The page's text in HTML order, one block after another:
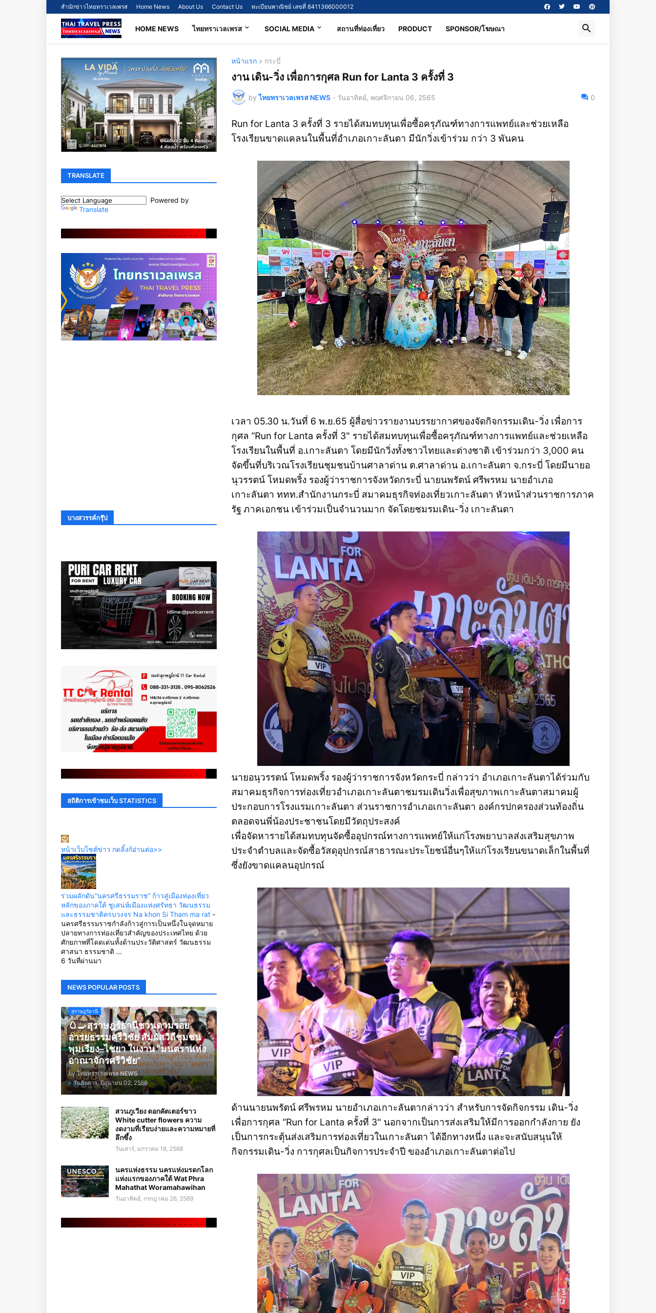
สำนักข่าวไทยทราเวลเพรส Home News About Us Contact Us ทะเบียนพาณิชย์ เลขที่ 8411366000012
HOME NEWS ไทยทราเวลเพรส SOCIAL MEDIA สถานที่ท่องเที่ยว PRODUCT SPONSOR/โฆษณา
หน้าแรก กระบี่
งาน เดิน-วิ่ง เพื่อการกุศล Run for Lanta 3 ครั้งที่ 3
by ไทยทราเวลเพรส NEWS - วันอาทิตย์, พฤศจิกายน 06, 2565 0
Run for Lanta 3 ครั้งที่ 3 รายได้สมทบทุนเพื่อซื้อครุภัณฑ์ทางการแพทย์และช่วยเหลือ
โรงเรียนขาดแคลนในพื้นที่อำเภอเกาะลันตา มีนักวิ่งเข้าร่วม กว่า 3 พันคน
เวลา 05.30 น.วันที่ 6 พ.ย.65 ผู้สื่อข่าวรายงานบรรยากาศของจัดกิจกรรมเดิน-วิ่ง เพื่อการ
กุศล “Run for Lanta ครั้งที่ 3" รายได้สมทบทุนเพื่อซื้อครุภัณฑ์ทางการแพทย์และช่วยเหลือ
โรงเรียนในพื้นที่ อ.เกาะลันตา โดยมีนักวิ่งทั้งชาวไทยและต่างชาติ เข้าร่วมกว่า 3,000 คน
จัดขึ้นที่บริเวณโรงเรียนชุมชนบ้านศาลาด่าน ต.ศาลาด่าน อ.เกาะลันตา จ.กระบี่ โดยมีนายอ
นุวรรตน์ โหมดพริ้ง รองผู้ว่าราชการจังหวัดกระบี่ นายนพรัตน์ ศรีพรหม นายอำเภอ
เกาะลันตา ททท.สำนักงานกระบี่ สมาคมธุรกิจท่องเที่ยวเกาะลันตา หัวหน้าส่วนราชการภาค
รัฐ ภาคเอกชน เข้าร่วมเป็นจำนวนมาก จัดโดยชมรมเดิน-วิ่ง เกาะลันตา
นายอนุวรรตน์ โหมดพริ้ง รองผู้ว่าราชการจังหวัดกระบี่ กล่าวว่า อำเภอเกาะลันตาได้ร่วมกับ
สมาคมธุรกิจการท่องเที่ยวอำเภอเกาะลันตาชมรมเดินวิ่งเพื่อสุขภาพเกาะลันตาสมาคมผู้
ประกอบการโรงแรมเกาะลันตา ส่วนราชการอำเภอเกาะลันตา องค์กรปกครองส่วนท้องถิ่น
ตลอดจนพี่น้องประชาชนโดยมีวัตถุประสงค์
เพื่อจัดหารายได้สมทบทุนจัดซื้ออุปกรณ์ทางการแพทย์ให้แก่โรงพยาบาลส่งเสริมสุขภาพ
ประจำตำบลและจัดซื้อวัสดุอุปกรณ์สาธารณะประโยชน์อื่นๆให้แก่โรงเรียนขนาดเล็กในพื้นที่
ซึ่งยังขาดแคลนอุปกรณ์
ด้านนายนพรัตน์ ศรีพรหม นายอำเภอเกาะลันตากล่าวว่า สำหรับการจัดกิจกรรม เดิน-วิ่ง
เพื่อการกุศล “Run for Lanta ครั้งที่ 3" นอกจากเป็นการส่งเสริมให้มีการออกกำลังกาย ยัง
เป็นการกระตุ้นส่งเสริมการท่องเที่ยวในเกาะลันตา ได้อีกทางหนึ่ง และจะสนับสนุนให้
กิจกรรมเดิน-วิ่ง การกุศลเป็นกิจการประจำปี ของอำเภอเกาะลันตาต่อไป
TRANSLATE
Powered by
Translate
. . . . . . . . . . . . . . . . . . . . . . . .
บางสวรรค์กรุ๊ป
. . . . . . . . . . . . . . . . . . . . . . . . . .
สถิติการเข้าชมเว็บ STATISTICS
หน้าเว็บไซต์ข่าว กดลิ้งก์อ่านต่อ>>
ร่วมผลักดัน“นครศรีธรรมราช” ก้าวสู่เมืองท่องเที่ยว
หลักของภาคใต้ ชูเสน่ห์เมืองแห่งศรัทธา วัฒนธรรม
และธรรมชาติครบวงจร Na khon Si Tham ma rat -
นครศรีธรรมราชกำลังก้าวสู่การเป็นหนึ่งในจุดหมาย
ปลายทางการท่องเที่ยวสำคัญของประเทศไทย ด้วย
ศักยภาพที่โดดเด่นทั้งด้านประวัติศาสตร์ วัฒนธรรม
ศาสนา ธรรมชาติ ...
6 วันที่ผ่านมา
NEWS POPULAR POSTS
สุราษฎร์ธานี
🥚🍳สุราษฎร์ธานีชวนตามรอย
อารยธรรมศรีวิชัย สัมผัสวิถีชุมชน
พุมเรียง–ไชยา ในงาน “มนตราแห่ง
อาณาจักรศรีวิชัย”
by ไทยทราเวลเพรส NEWS
- วันอังคาร, มิถุนายน 02, 2569
สวนภูเวียง ดอกคัตเตอร์ขาว
White cutter flowers ความ
งดงามที่เรียบง่ายและความหมายที่
ลึกซึ้ง
วันเสาร์, มกราคม 18, 2568
นครแห่งธรรม นครแห่งมรดกโลก
แห่งแรกของภาคใต้ Wat Phra
Mahathat Woramahawihan
วันอาทิตย์, กรกฎาคม 26, 2569
. . . . . . . . . . . . . . . . . . . . . . . . . .